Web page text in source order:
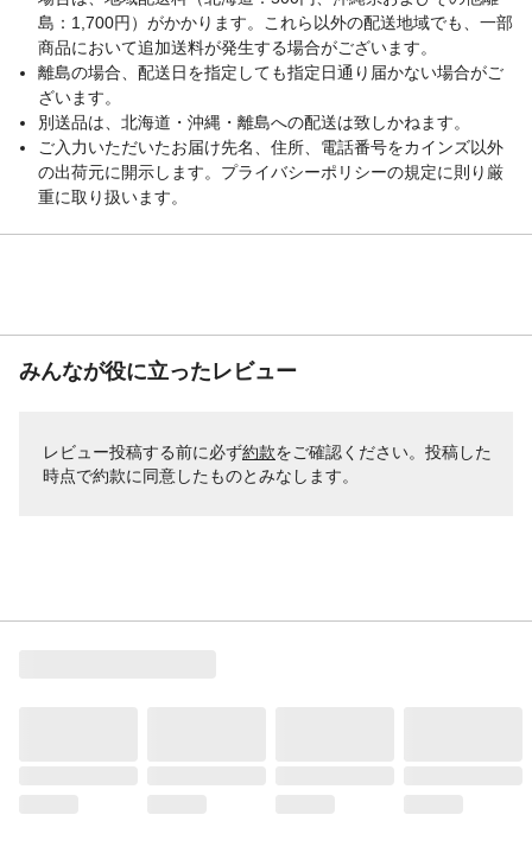
生産国
日本
使えないもの
水拭きできないもの(桐、白木等)、水性ペン
キや漆・ニス塗りのもの、皮革類、アル
島：1,700円）がかかります。これら以外の配送地域でも、一部
商品において追加送料が発生する場合がございます。
離島の場合、配送日を指定しても指定日通り届かない場合がご
ざいます。
別送品は、北海道・沖縄・離島への配送は致しかねます。
ご入力いただいたお届け先名、住所、電話番号をカインズ以外
の出荷元に開示します。プライバシーポリシーの規定に則り厳
重に取り扱います。
みんなが役に立ったレビュー
レビュー投稿する前に必ず約款をご確認ください。投稿した
時点で約款に同意したものとみなします。